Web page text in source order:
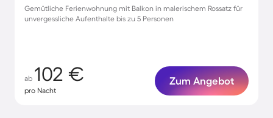
Gemütliche Ferienwohnung mit Balkon in malerischem Rossatz für
unvergessliche Aufenthalte bis zu 5 Personen
ab 102 €
pro Nacht
Zum Angebot